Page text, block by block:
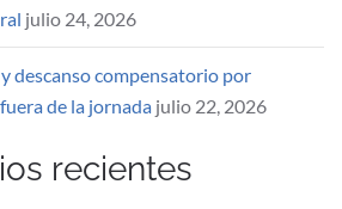
julio 24, 2026
descanso compensatorio por
de la jornada julio 22, 2026
recientes